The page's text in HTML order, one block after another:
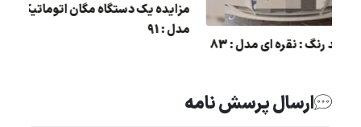
مزایده یک دستگاه مگان
مزایده سمند رنگ : نقره ای مدل : 83
ارسال پرسش نامه